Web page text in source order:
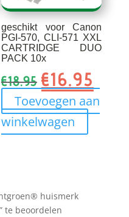
geschikt voor Canon
PGI-570, CLI-571 XXL
CARTRIDGE DUO
PACK 10x
€18.95
prijs
was:
€18.95.
€16.95
prijs
is:
Toevoegen aan
winkelwagen
huismerk
te beoordelen